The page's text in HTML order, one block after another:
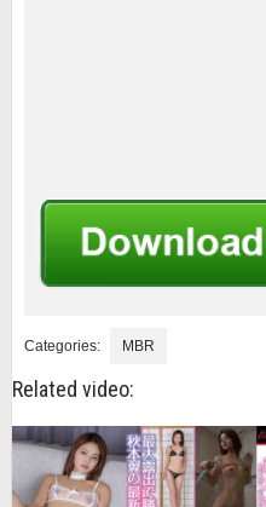
Categories: MBR
Related video: